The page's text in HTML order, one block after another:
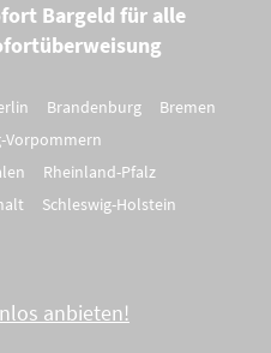
Bargeld für alle
Brandenburg
Bremen
Vorpommern
Rheinland-Pfalz
Schleswig-Holstein
anbieten!